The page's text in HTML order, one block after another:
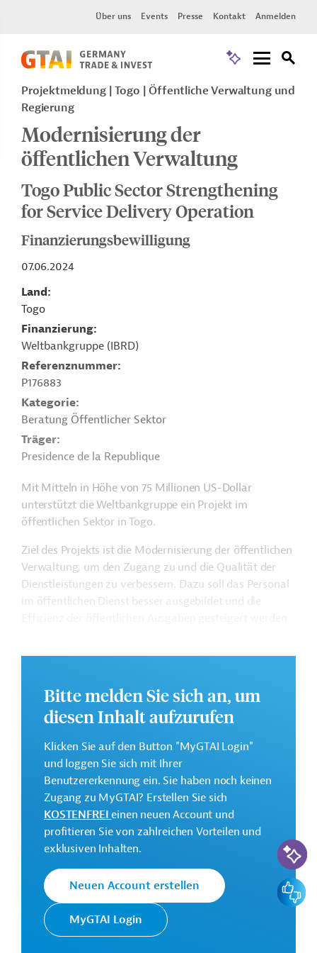
Über uns Events Presse Kontakt Anmelden
Projektmeldung Togo
Öffentliche Verwaltung und
Regierung
Modernisierung der
öffentlichen Verwaltung
Togo Public Sector Strengthening
for Service Delivery Operation
Finanzierungsbewilligung
07.06.2024
Land
Togo
Finanzierung
Weltbankgruppe (IBRD)
Referenznummer
P176883
Kategorie
Beratung Öffentlicher Sektor
Träger
Presidence de la Republique
Mit Mitteln in Höhe von 75 Millionen US-Dollar
unterstützt die Weltbankgruppe ein Projekt im
öffentlichen Sektor in Togo.
Ziel des Projekts ist die Modernisierung der öffentlichen
Verwaltung, um den Zugang zu und die Qualität der
Dienstleistungen zu verbessern. Dazu soll das Personal
im öffentlichen Dienst besser ausgebildet und die
finden Sie auf derWebseite der Weltbankgruppe
und im Originaldokument, das zum Download
bereitsteht.
GTAI informiert über dieWeltbankgruppe:
Schwerpunkte, Regularien und praktische Hinweise zur
Geschäftsanbahnung.
Gesamtkosten:
1 Milliarde US-Dollar
Geberbeitrag:
75 Millionen US-Dollar (IDA, Kredit/Darlehen)
Kontaktadressen
Bitte melden Sie sich an, um
diesen Inhalt aufzurufen
Klicken Sie auf den Button "MyGTAI Login"
und loggen Sie sich mit Ihrer
Benutzererkennung ein. Sie haben noch keinen
Zugang zu MyGTAI? Erstellen Sie sich
KOSTENFREIeinen neuen Account und
profitieren Sie von zahlreichen Vorteilen und
exklusiven Inhalten.
Neuen Account erstellen
MyGTAI Login
KI-